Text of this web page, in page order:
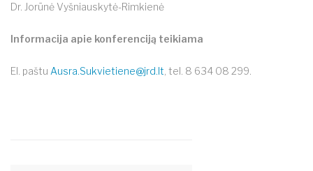
Dr. Jorūnė Vyšniauskytė-Rimkienė
Informacija apie konferenciją teikiama
El. paštu Ausra.Sukvietiene@jrd.lt, tel. 8 634 08 299.